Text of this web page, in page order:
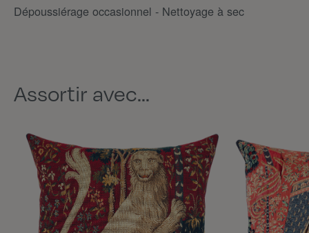
Dépoussiérage occasionnel - Nettoyage à sec
Assortir avec...